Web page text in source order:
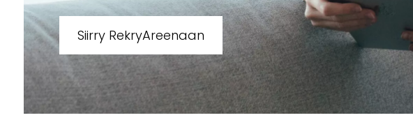
Siirry RekryAreenaan